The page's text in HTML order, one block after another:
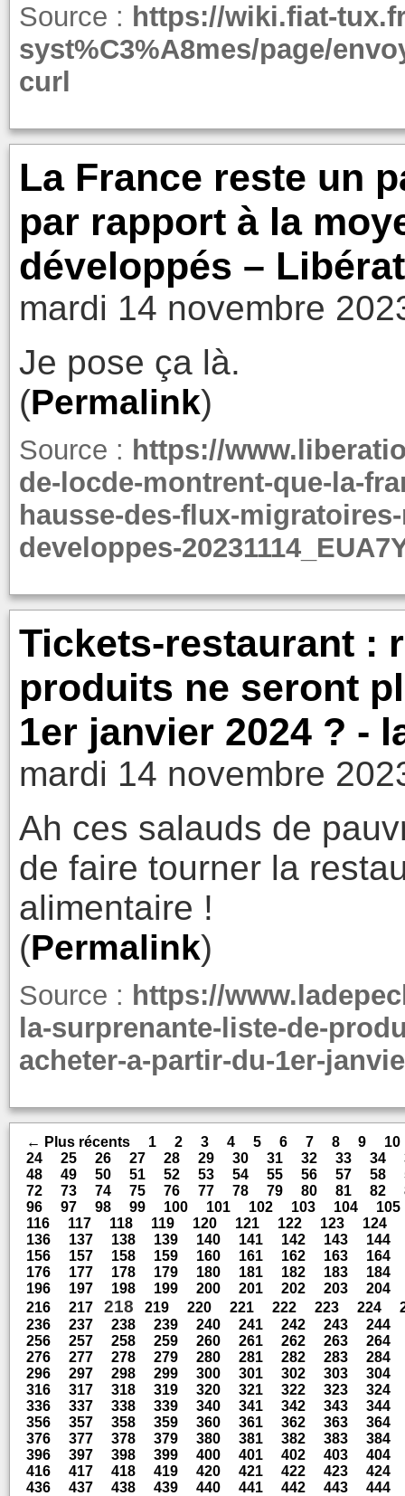
Source : https://wiki.fiat-
syst%C3%A8mes/page/
curl
La France reste un
par rapport à la
développés –
mardi 14 novembre
Je pose ça là.
(Permalink)
Source : https://
de-locde-montrent-que-la-
hausse-des-flux-
developpes-
Tickets-restaurant :
produits ne seront
1er janvier 2024 ? -
mardi 14 novembre
Ah ces salauds de
de faire tourner la
alimentaire !
(Permalink)
Source : https://
la-surprenante-liste-de-
acheter-a-partir-du-1er-
← Plus récents 1 2 3 4 5 6 7 8 9
10
24
25 26 27 28 29 30 31 32 33 34
48
49 50 51 52 53 54 55 56 57 58
72
73 74 75 76 77 78 79 80 81 82
96
97 98 99 100 101 102 103 104
105
116
117 118 119 120 121 122 123 124
136
137 138 139 140 141 142 143
144
156
157 158 159 160 161 162 163
164
176
177 178 179 180 181 182 183
184
196
197 198 199 200 201 202 203
204
216
217 218 219 220 221 222 223 224
236
237 238 239 240 241 242 243
244
256
257 258 259 260 261 262 263
264
276
277 278 279 280 281 282 283
284
296
297 298 299 300 301 302 303
304
316
317 318 319 320 321 322 323
324
336
337 338 339 340 341 342 343
344
356
357 358 359 360 361 362 363
364
376
377 378 379 380 381 382 383
384
396
397 398 399 400 401 402 403
404
416
417 418 419 420 421 422 423
424
436
437 438 439 440 441 442 443
444